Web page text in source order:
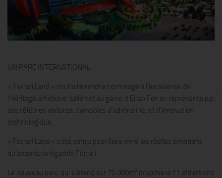
UN PARC INTERNATIONAL
« Ferrari Land » souhaite rendre hommage à l’excellence de
l’héritage artistique Italien et au génie d’Enzo Ferrari représenté par
ses célèbres voitures, symboles d’adrénaline, et d’innovation
technologique.
« Ferrari Land » a été conçu pour faire vivre les réelles émotions
qu’apporte la légende Ferrari.
Le nouveau parc, qui s’étend sur 70 000m² proposera 11 attractions